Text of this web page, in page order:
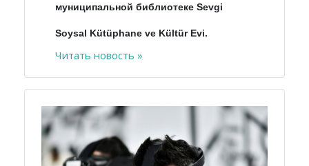
муниципальной библиотеке Sevgi
Soysal Kütüphane ve Kültür Evi.
Читать новость »